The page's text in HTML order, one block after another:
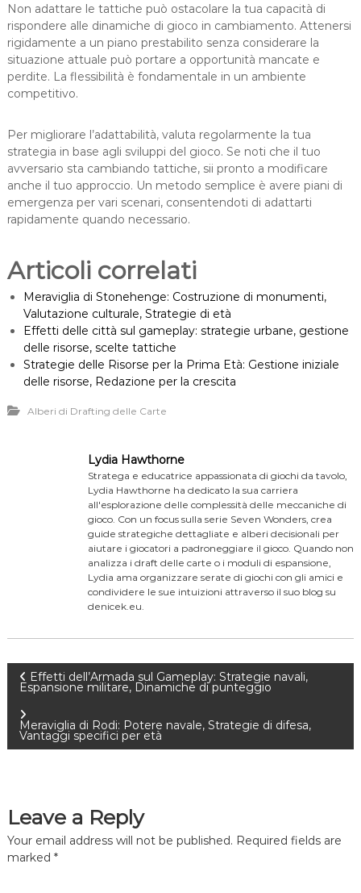
Non adattare le tattiche può ostacolare la tua capacità di
rispondere alle dinamiche di gioco in cambiamento. Attenersi
rigidamente a un piano prestabilito senza considerare la
situazione attuale può portare a opportunità mancate e
perdite. La flessibilità è fondamentale in un ambiente
competitivo.
Per migliorare l’adattabilità, valuta regolarmente la tua
strategia in base agli sviluppi del gioco. Se noti che il tuo
avversario sta cambiando tattiche, sii pronto a modificare
anche il tuo approccio. Un metodo semplice è avere piani di
emergenza per vari scenari, consentendoti di adattarti
rapidamente quando necessario.
Articoli correlati
Meraviglia di Stonehenge: Costruzione di monumenti,
Valutazione culturale, Strategie di età
Effetti delle città sul gameplay: strategie urbane, gestione
delle risorse, scelte tattiche
Strategie delle Risorse per la Prima Età: Gestione iniziale
delle risorse, Redazione per la crescita
Alberi di Drafting delle Carte
Lydia Hawthorne
Stratega e educatrice appassionata di giochi da tavolo,
Lydia Hawthorne ha dedicato la sua carriera
all'esplorazione delle complessità delle meccaniche di
gioco. Con un focus sulla serie Seven Wonders, crea
guide strategiche dettagliate e alberi decisionali per
aiutare i giocatori a padroneggiare il gioco. Quando non
analizza i draft delle carte o i moduli di espansione,
Lydia ama organizzare serate di giochi con gli amici e
condividere le sue intuizioni attraverso il suo blog su
denicek.eu.
P
s
n
a
Effetti dell’Armada sul Gameplay: Strategie navali,
Espansione militare, Dinamiche di punteggio
Meraviglia di Rodi: Potere navale, Strategie di difesa,
Vantaggi specifici per età
Leave a Reply
Your email address will not be published. Required fields are
marked *